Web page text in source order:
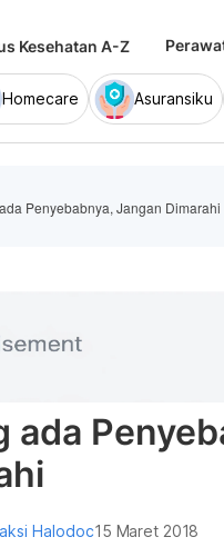
Kesehatan A-Z
Homecare Asuransiku
Penyebabnya, Jangan Dimarahi
ada
Halodoc15 Maret 2018